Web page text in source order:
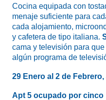
Cocina equipada con
menaje suficiente para
cada alojamiento,
y cafetera de tipo italiana.
cama y televisión para
algún programa de
29 Enero al 2 de
Apt 5 ocupado por cinco